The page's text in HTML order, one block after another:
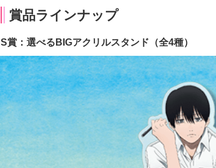
賞品ラインナップ
S賞：選べるBIGアクリルスタンド（全4種）